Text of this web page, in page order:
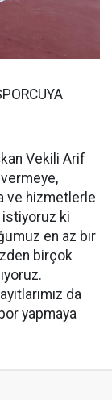
Vekili Arif
ve hizmetlerle
ki
en az bir
birçok
da
yapmaya